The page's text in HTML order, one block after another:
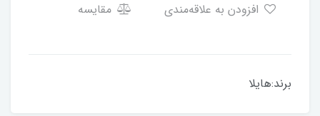
مقایسه
برند:هایلا